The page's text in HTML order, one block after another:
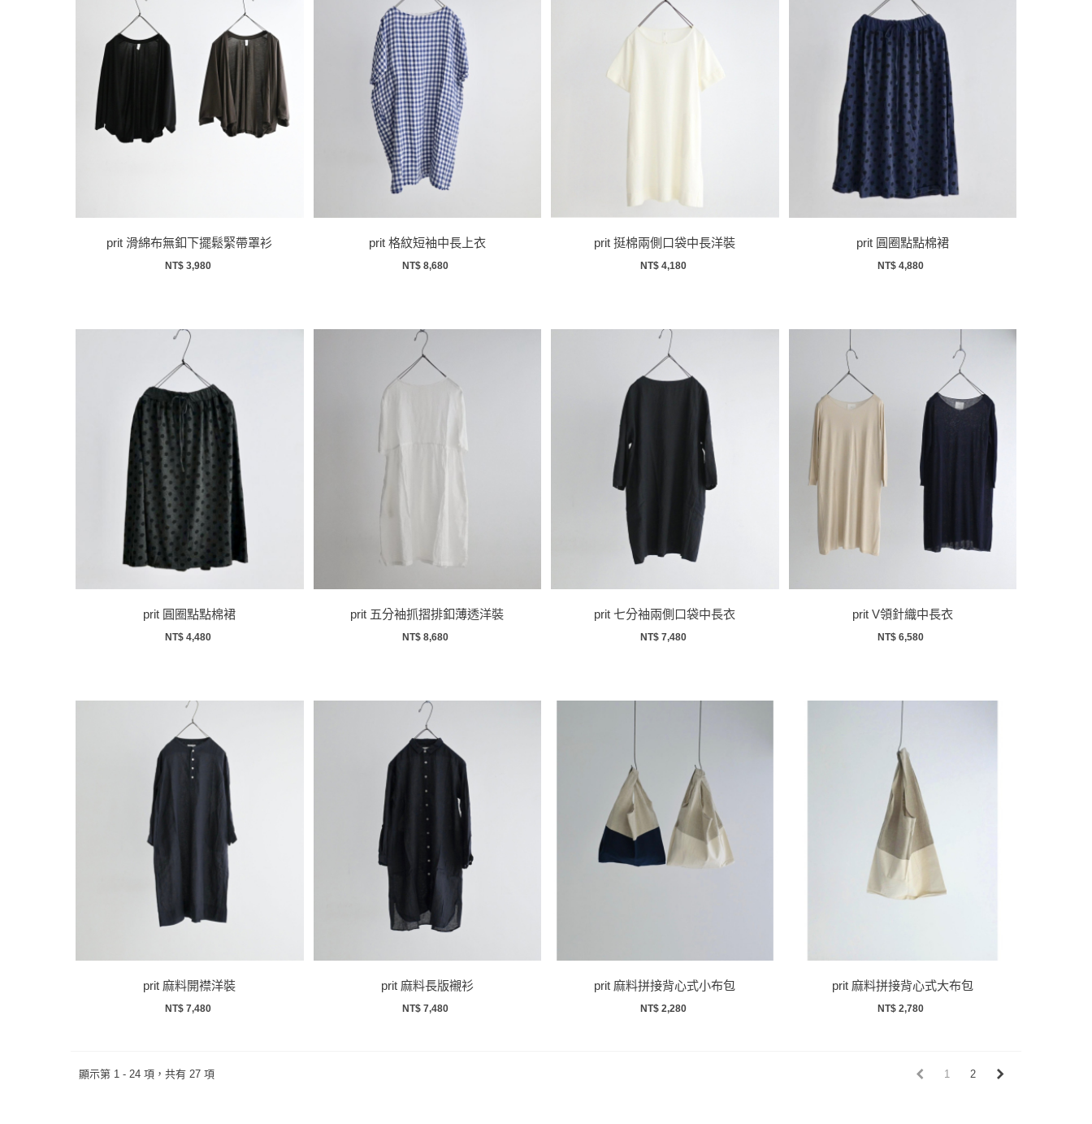
prit 滑綿布無釦下擺鬆緊帶罩衫
NT$ 3,980
prit 格紋短袖中長上衣
NT$ 8,680
prit 挺棉兩側口袋中長洋裝
NT$ 4,180
prit 圓圈點點棉裙
NT$ 4,880
prit 圓圈點點棉裙
NT$ 4,480
prit 五分袖抓摺排釦薄透洋裝
NT$ 8,680
prit 七分袖兩側口袋中長衣
NT$ 7,480
prit V領針織中長衣
NT$ 6,580
prit 麻料開襟洋裝
NT$ 7,480
prit 麻料長版襯衫
NT$ 7,480
prit 麻料拼接背心式小布包
NT$ 2,280
prit 麻料拼接背心式大布包
NT$ 2,780
1 2
顯示第 1 - 24 項，共有 27 項